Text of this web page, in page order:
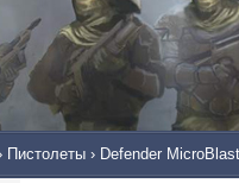
Пистолеты › Defender